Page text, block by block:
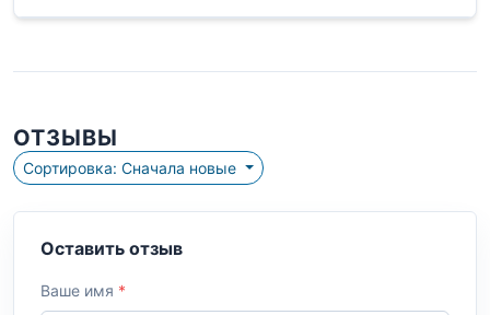
ОТЗЫВЫ
Сортировка: Сначала новые
Оставить отзыв
Ваше имя *